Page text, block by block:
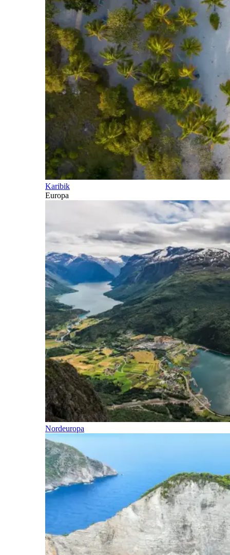
Karibik
Europa
Nordeuropa